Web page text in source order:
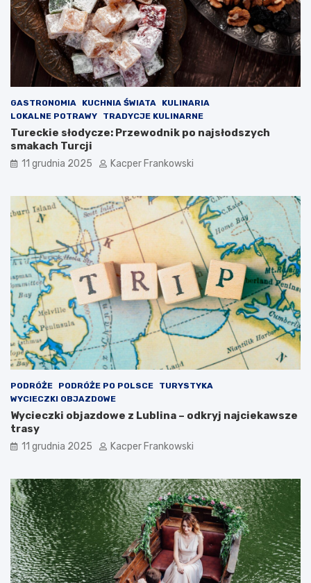
GASTRONOMIA KUCHNIA ŚWIATA
KULINARIA
LOKALNE POTRAWY
TRADYCJE KULINARNE
Tureckie słodycze: Przewodnik po najsłodszych
smakach Turcji
11 grudnia 2025 Kacper Frankowski
PODRÓŻE PODRÓŻE PO POLSCE
TURYSTYKA
WYCIECZKI OBJAZDOWE
Wycieczki objazdowe z Lublina – odkryj najciekawsze
trasy
11 grudnia 2025 Kacper Frankowski